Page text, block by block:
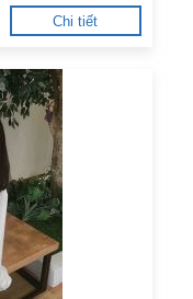
Chi tiết